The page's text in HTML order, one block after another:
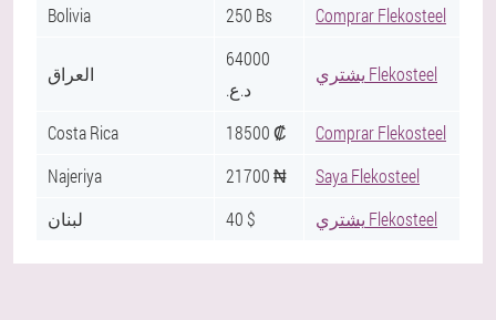
Bolivia
250 Bs Comprar Flekosteel
العراق
64000
.د.ع
يشتري Flekosteel
Costa Rica 18500 ₡
Comprar Flekosteel
Najeriya
21700 ₦
Saya Flekosteel
لبنان
40 $ يشتري Flekosteel